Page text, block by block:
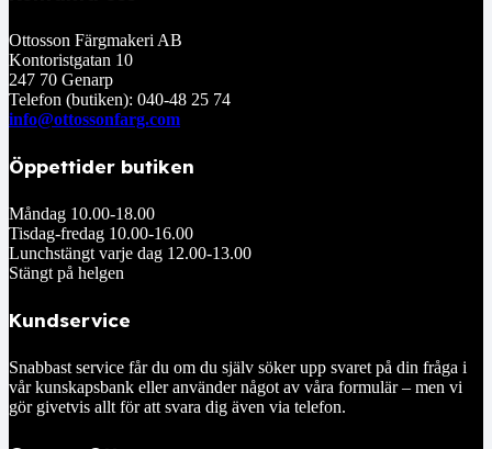
Ottosson Färgmakeri AB
Kontoristgatan 10
247 70 Genarp
Telefon (butiken): 040-48 25 74
info@ottossonfarg.com
Öppettider butiken
Måndag 10.00-18.00
Tisdag-fredag 10.00-16.00
Lunchstängt varje dag 12.00-13.00
Stängt på helgen
Kundservice
Snabbast service får du om du själv söker upp svaret på din fråga i
vår kunskapsbank eller använder något av våra formulär – men vi
gör givetvis allt för att svara dig även via telefon.